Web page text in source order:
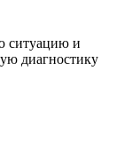
ситуацию и
диагностику